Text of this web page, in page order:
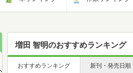
増田 智明のおすすめランキング
おすすめランキング 新刊・発売日順